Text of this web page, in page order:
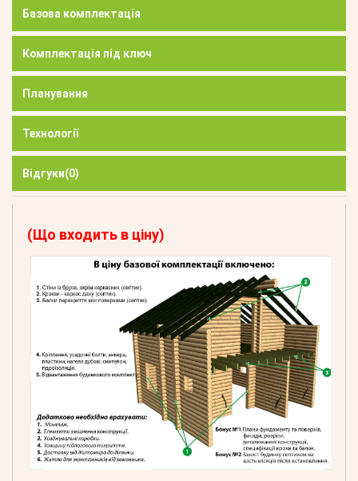
Базова комплектація
Комплектація під ключ
Планування
Технології
Відгуки(0)
(Що входить в ціну)